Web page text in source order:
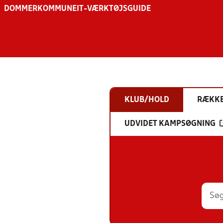
DOMMER KOMMUNE IT-VÆRKTØJSGUIDE
KLUB/HOLD
UDVIDET KAMPSØGNING